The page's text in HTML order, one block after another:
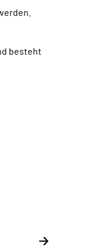
besteht